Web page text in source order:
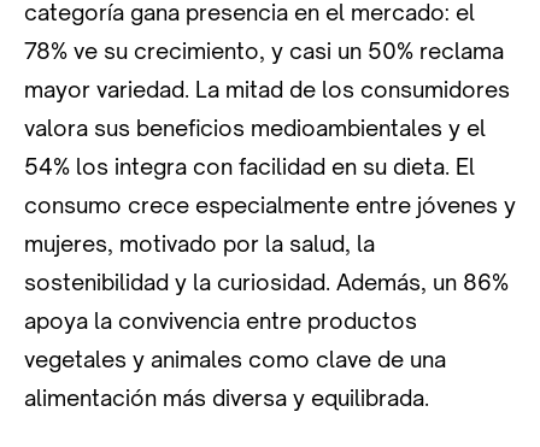
categoría gana presencia en el mercado: el
78% ve su crecimiento, y casi un 50% reclama
mayor variedad. La mitad de los consumidores
valora sus beneficios medioambientales y el
54% los integra con facilidad en su dieta. El
consumo crece especialmente entre jóvenes y
mujeres, motivado por la salud, la
sostenibilidad y la curiosidad. Además, un 86%
apoya la convivencia entre productos
vegetales y animales como clave de una
alimentación más diversa y equilibrada.